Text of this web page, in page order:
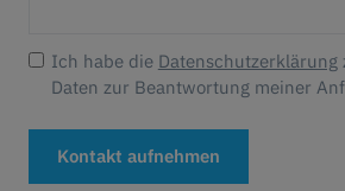
Ich habe die Datenschutzerklärung
Daten zur Beantwortung meiner
Kontakt aufnehmen